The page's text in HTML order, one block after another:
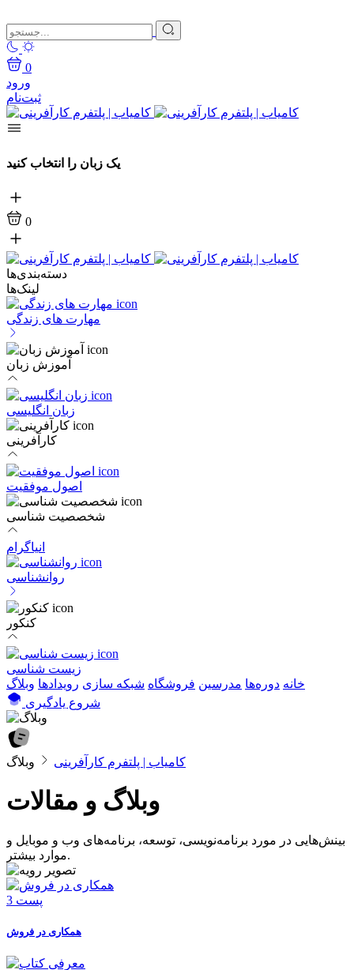
0
ورود
ثبت‌نام
یک زبان را انتخاب کنید
0
دسته‌بندی‌ها
لینک‌ها
مهارت های زندگی
آموزش زبان
زبان انگلیسی
کارآفرینی
اصول موفقیت
شخصصیت شناسی
انیاگرام
روانشناسی
کنکور
زیست شناسی
خانه دوره‌ها مدرسین فروشگاه شبکه سازی رویداد‌ها وبلاگ
شروع یادگیری
کامیاب | پلتفرم کارآفرینی وبلاگ
وبلاگ و مقالات
بینش‌هایی در مورد برنامه‌نویسی، توسعه، برنامه‌های وب و موبایل و
موارد بیشتر.
3 پست
همکاری در فروش